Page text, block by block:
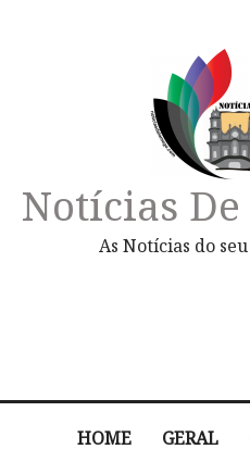
Notícias
As Notícias do
HOME GERAL